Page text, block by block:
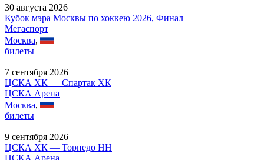
30 августа 2026
Кубок мэра Москвы по хоккею 2026, Финал
Мегаспорт
Москва,
билеты
7 сентября 2026
ЦСКА ХК — Спартак ХК
ЦСКА Арена
Москва,
билеты
9 сентября 2026
ЦСКА ХК — Торпедо НН